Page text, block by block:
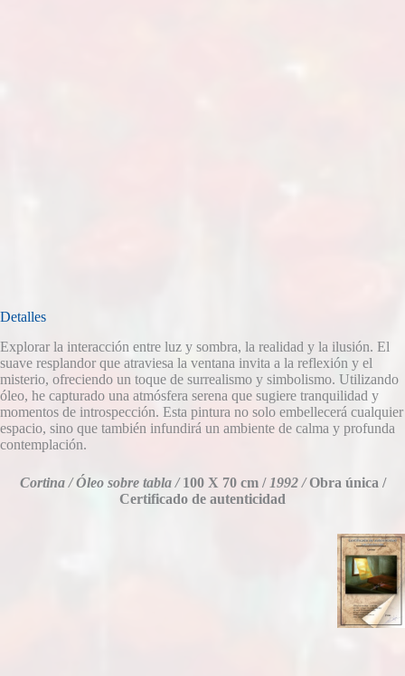
Detalles
Explorar la interacción entre luz y sombra, la realidad y la ilusión. El
suave resplandor que atraviesa la ventana invita a la reflexión y el
misterio, ofreciendo un toque de surrealismo y simbolismo. Utilizando
óleo, he capturado una atmósfera serena que sugiere tranquilidad y
momentos de introspección. Esta pintura no solo embellecerá cualquier
espacio, sino que también infundirá un ambiente de calma y profunda
contemplación.
Cortina /Óleo sobre tabla /100 X 70 cm / 1992 /Obra única /
Certificado de autenticidad